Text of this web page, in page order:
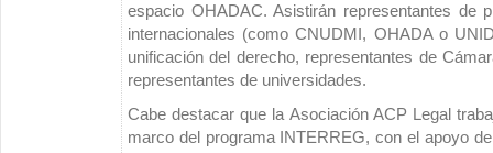
espacio OHADAC. Asistirán representantes de
internacionales (como CNUDMI, OHADA o
unificación del derecho, representantes de
representantes de universidades.
Cabe destacar que la Asociación ACP Legal
marco del programa INTERREG, con el apoyo